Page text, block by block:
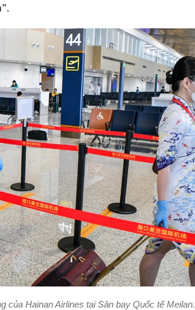
của Hainan Airlines tại Sân bay Quốc tế Meilan.